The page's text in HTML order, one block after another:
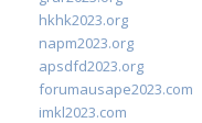
hkhk2023.org
napm2023.org
apsdfd2023.org
forumausape2023.com
imkl2023.com